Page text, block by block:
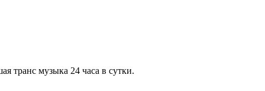
транс музыка 24 часа в сутки.